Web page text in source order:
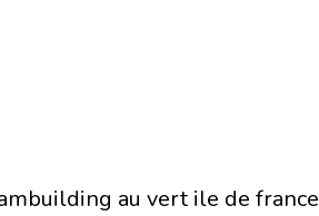
au vert ile de france